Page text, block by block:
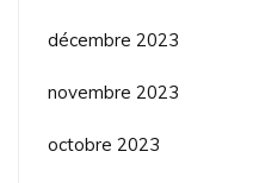
décembre 2023
novembre 2023
octobre 2023